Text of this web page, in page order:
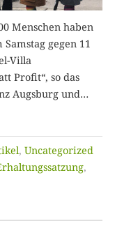
Menschen haben
gegen 11
Villa
Profit“, so das
Augsburg und…
, Uncategorized
,